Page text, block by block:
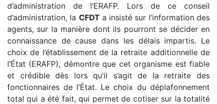
d’administration de l’ERAFP. Lors de ce conseil
d’administration, la CFDTa insisté sur l’information des
agents, sur la manière dont ils pourront se décider en
connaissance de cause dans les délais impartis. Le
choix de l’établissement de la retraite additionnelle de
l’État (ERAFP), démontre que cet organisme est fiable
et crédible dès lors qu’il s’agit de la retraite des
fonctionnaires de l’État. Le choix du déplafonnement
total qui a été fait, qui permet de cotiser sur la totalité